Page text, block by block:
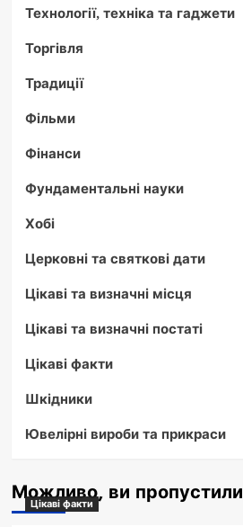
Технології, техніка та гаджети
Торгівля
Традиції
Фільми
Фінанси
Фундаментальні науки
Хобі
Церковні та святкові дати
Цікаві та визначні місця
Цікаві та визначні постаті
Цікаві факти
Шкідники
Ювелірні вироби та прикраси
Можливо, ви пропустили
Цікаві факти